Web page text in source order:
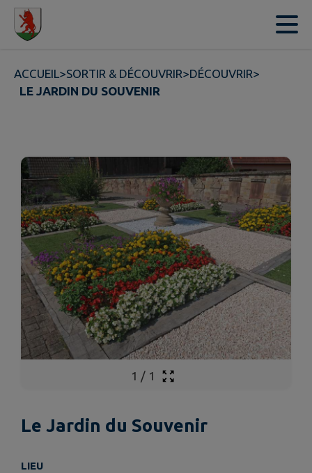
Contenu
ACCUEIL>SORTIR & DÉCOUVRIR>DÉCOUVRIR>
LE JARDIN DU SOUVENIR
1 / 1
Le Jardin du Souvenir
LIEU